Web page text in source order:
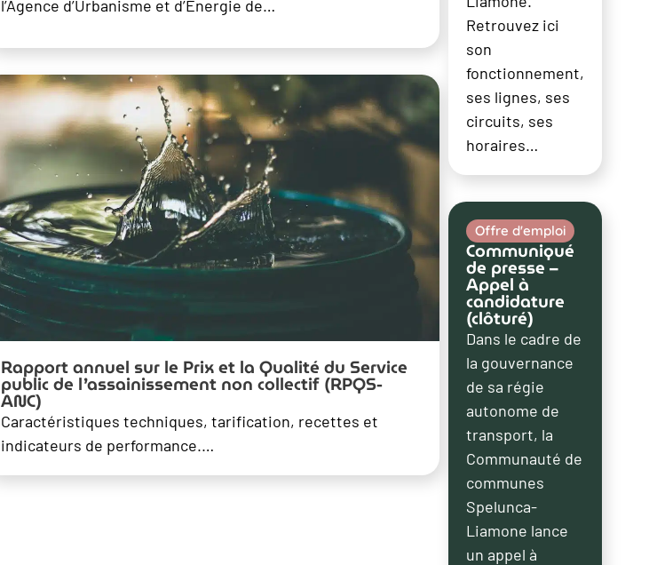
l’Agence d’Urbanisme et d’Énergie de…
Rapport annuel sur le Prix et la Qualité du Service
public de l’assainissement non collectif (RPQS-
ANC)
Caractéristiques techniques, tarification, recettes et
indicateurs de performance.…
Retrouvez ici
son
fonctionnement,
ses lignes, ses
circuits, ses
horaires…
Offre d'emploi
Communiqué
de presse –
Appel à
candidature
(clôturé)
Dans le cadre de
la gouvernance
de sa régie
autonome de
transport, la
Communauté de
communes
Spelunca-
Liamone lance
un appel à